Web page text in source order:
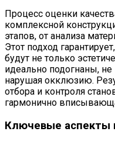
Процесс оценки
комплексной
этапов, от анализа
Этот подход
будут не только
идеально подогнаны,
нарушая окклюзию.
отбора и контроля
гармонично
Ключевые аспекты